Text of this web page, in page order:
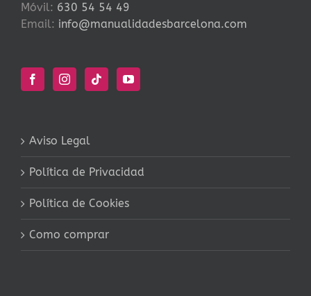
Móvil: 630 54 54 49
Email: info@manualidadesbarcelona.com
Aviso Legal
Política de Privacidad
Política de Cookies
Como comprar